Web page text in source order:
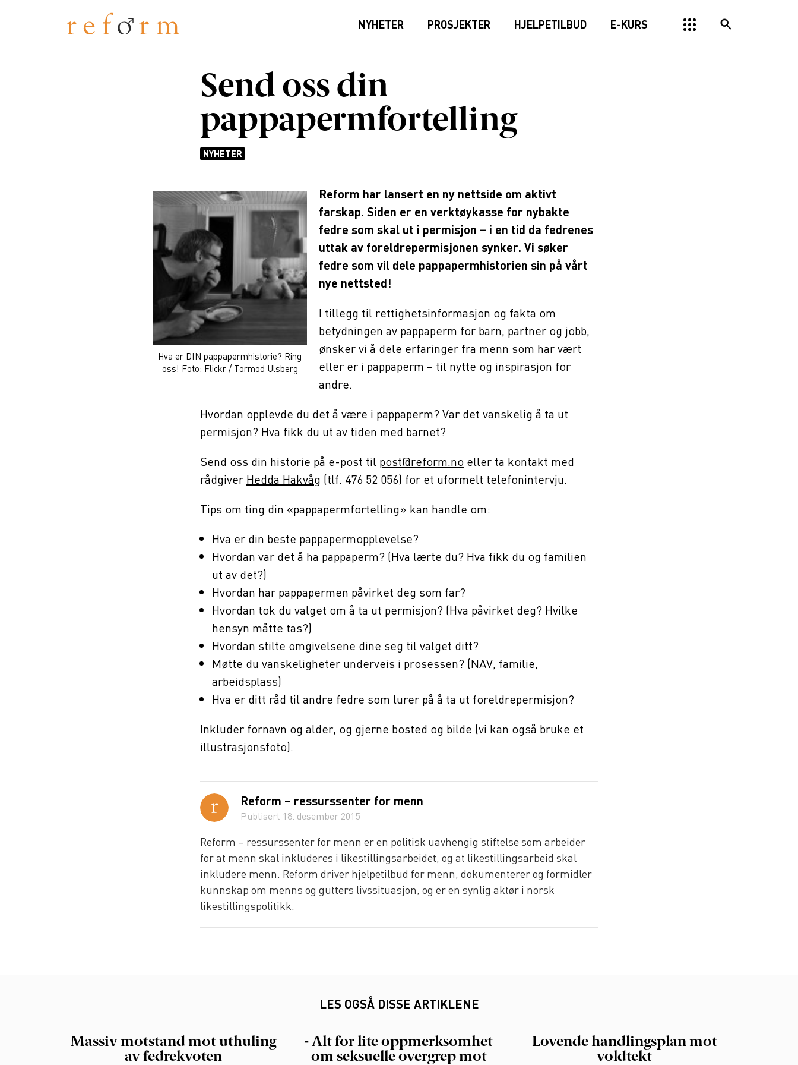
NYHETER PROSJEKTER HJELPETILBUD E-KURS
Send oss din
pappapermfortelling
NYHETER
Hva er DIN pappapermhistorie? Ring
oss! Foto: Flickr / Tormod Ulsberg
Reform har lansert en ny nettside om aktivt
farskap. Siden er en verktøykasse for nybakte
fedre som skal ut i permisjon – i en tid da fedrenes
uttak av foreldrepermisjonen synker. Vi søker
fedre som vil dele pappapermhistorien sin på vårt
nye nettsted!
I tillegg til rettighetsinformasjon og fakta om
betydningen av pappaperm for barn, partner og jobb,
ønsker vi å dele erfaringer fra menn som har vært
eller er i pappaperm – til nytte og inspirasjon for
andre.
Hvordan opplevde du det å være i pappaperm? Var det vanskelig å ta ut
permisjon? Hva fikk du ut av tiden med barnet?
Send oss din historie på e-post tilpost@reform.noeller ta kontakt med
rådgiverHedda Hakvåg (tlf. 476 52 056) for et uformelt telefonintervju.
Tips om ting din «pappapermfortelling» kan handle om:
Hva er din beste pappapermopplevelse?
Hvordan var det å ha pappaperm? (Hva lærte du? Hva fikk du og familien
ut av det?)
Hvordan har pappapermen påvirket deg som far?
Hvordan tok du valget om å ta ut permisjon? (Hva påvirket deg? Hvilke
hensyn måtte tas?)
Hvordan stilte omgivelsene dine seg til valget ditt?
Møtte du vanskeligheter underveis i prosessen? (NAV, familie,
arbeidsplass)
Hva er ditt råd til andre fedre som lurer på å ta ut foreldrepermisjon?
Inkluder fornavn og alder, og gjerne bosted og bilde (vi kan også bruke et
illustrasjonsfoto).
Reform – ressurssenter for menn
Publisert 18. desember 2015
Reform – ressurssenter for menn er en politisk uavhengig stiftelse som arbeider
for at menn skal inkluderes i likestillingsarbeidet, og at likestillingsarbeid skal
inkludere menn. Reform driver hjelpetilbud for menn, dokumenterer og formidler
kunnskap om menns og gutters livssituasjon, og er en synlig aktør i norsk
likestillingspolitikk.
LES OGSÅ DISSE ARTIKLENE
Massiv motstand mot uthuling
av fedrekvoten
- Alt for lite oppmerksomhet
om seksuelle overgrep mot
Lovende handlingsplan mot
voldtekt